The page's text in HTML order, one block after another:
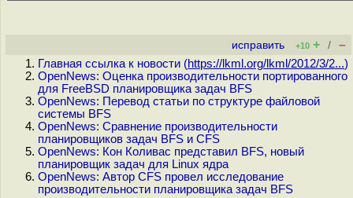
исправить +10 + / –
Главная ссылка к новости (https://lkml.org/lkml/2012/3/2...)
OpenNews: Оценка производительности портированного
для FreeBSD планировщика задач BFS
OpenNews: Перевод статьи по структуре файловой
системы BFS
OpenNews: Сравнение производительности
планировщиков задач BFS и CFS
OpenNews: Кон Коливас представил BFS, новый
планировщик задач для Linux ядра
OpenNews: Автор CFS провел исследование
производительности планировщика задач BFS